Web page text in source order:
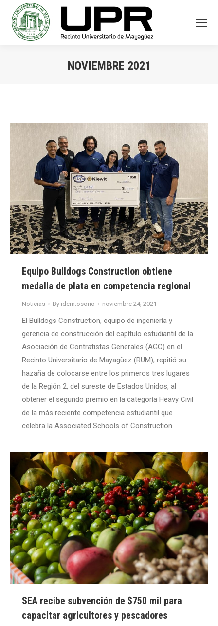
NOVIEMBRE 2021
Equipo Bulldogs Construction obtiene
medalla de plata en competencia regional
Noticias By idem.osorio noviembre 24, 2021
El Bulldogs Construction, equipo de ingeniería y
gerencia de construcción del capítulo estudiantil de la
Asociación de Contratistas Generales (AGC) en el
Recinto Universitario de Mayagüez (RUM), repitió su
hazaña de colocarse entre los primeros tres lugares
de la Región 2, del sureste de Estados Unidos, al
obtener el segundo premio en la categoría Heavy Civil
de la más reciente competencia estudiantil que
celebra la Associated Schools of Construction.
SEA recibe subvención de $750 mil para
capacitar agricultores y pescadores